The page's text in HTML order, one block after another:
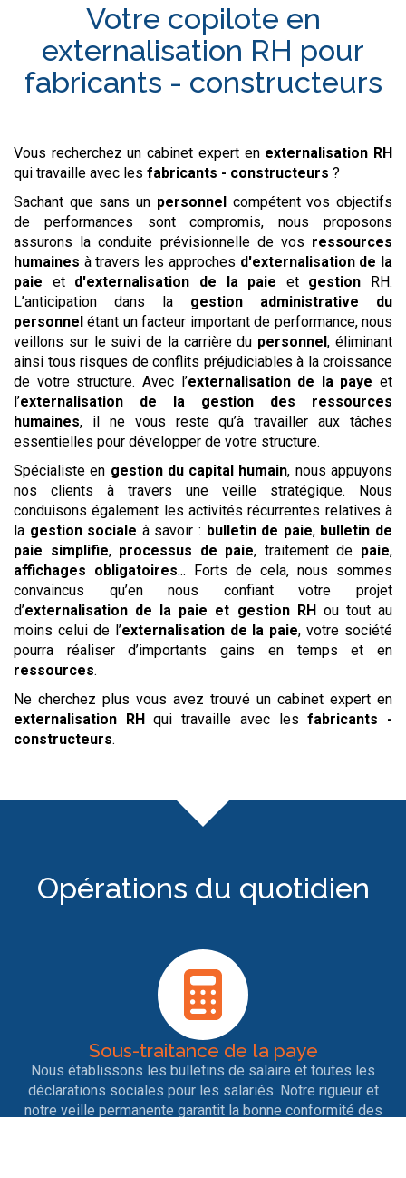
Votre copilote en
externalisation RH pour
fabricants - constructeurs
Vous recherchez un cabinet expert en externalisation RH
qui travaille avec les fabricants - constructeurs ?
Sachant que sans un personnelcompétent vos objectifs
de performances sont compromis, nous proposons
assurons la conduite prévisionnelle de vos ressources
humaines à travers les approches d'externalisation de la
paie et d'externalisation de la paie et gestion RH.
L’anticipation dans la gestion administrative du
personnel étant un facteur important de performance, nous
veillons sur le suivi de la carrière du personnel, éliminant
ainsi tous risques de conflits préjudiciables à la croissance
de votre structure. Avec l’externalisation de la paye et
l’externalisation de la gestion des ressources
humaines, il ne vous reste qu’à travailler aux tâches
essentielles pour développer de votre structure.
Spécialiste en gestion du capital humain, nous appuyons
nos clients à travers une veille stratégique. Nous
conduisons également les activités récurrentes relatives à
la gestion sociale à savoir : bulletin de paie, bulletin de
paie simplifie, processus de paie, traitement de paie,
affichages obligatoires... Forts de cela, nous sommes
convaincus qu’en nous confiant votre projet
d’externalisation de la paie et gestion RHou tout au
moins celui de l’externalisation de la paie, votre société
pourra réaliser d’importants gains en temps et en
ressources.
Ne cherchez plus vous avez trouvé un cabinet expert en
externalisation RHqui travaille avec lesfabricants -
constructeurs.
Opérations du quotidien
Sous-traitance de la paye
Nous établissons les bulletins de salaire et toutes les
déclarations sociales pour les salariés. Notre rigueur et
notre veille permanente garantit la bonne conformité des